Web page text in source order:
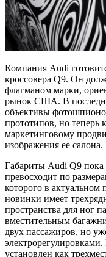
Компания Audi
кроссовера Q9. Он
флагманом марки,
рынок США. В
объективы
прототипов, но теперь
маркетинговому
изображения ее салона.
Габариты Audi Q9 пока
превосходит по
которого в
новинки имеет
пространства для ног
вместительным
двух пассажиров, но
установлен как